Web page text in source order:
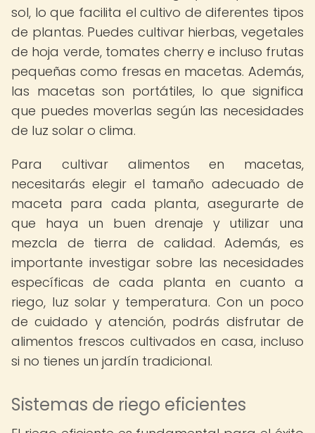
sol, lo que facilita el cultivo de diferentes tipos
de plantas. Puedes cultivar hierbas, vegetales
de hoja verde, tomates cherry e incluso frutas
pequeñas como fresas en macetas. Además,
las macetas son portátiles, lo que significa
que puedes moverlas según las necesidades
de luz solar o clima.
Para cultivar alimentos en macetas,
necesitarás elegir el tamaño adecuado de
maceta para cada planta, asegurarte de
que haya un buen drenaje y utilizar una
mezcla de tierra de calidad. Además, es
importante investigar sobre las necesidades
específicas de cada planta en cuanto a
riego, luz solar y temperatura. Con un poco
de cuidado y atención, podrás disfrutar de
alimentos frescos cultivados en casa, incluso
si no tienes un jardín tradicional.
Sistemas de riego eficientes